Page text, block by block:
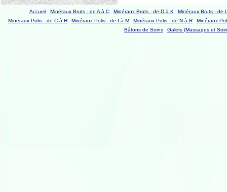
Accueil Minéraux Bruts - de A à C Minéraux Bruts - de D à K
Minéraux Bruts - de
Minéraux Polis - de C à H
Minéraux Polis - de I à M Minéraux Polis - de N à R
Minéraux
Bâtons de Soins
Galets (Massages et